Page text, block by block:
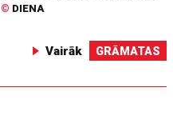
© DIENA
Vairāk GRĀMATAS